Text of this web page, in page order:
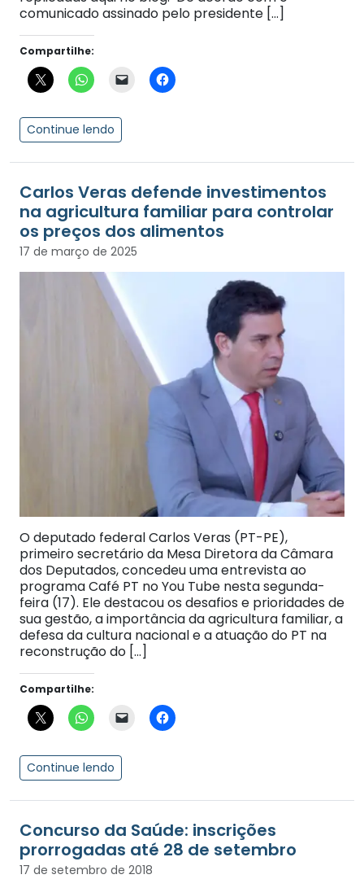
comunicado assinado pelo presidente […]
Compartilhe:
Continue lendo
Carlos Veras defende investimentos
na agricultura familiar para controlar
os preços dos alimentos
17 de março de 2025
O deputado federal Carlos Veras (PT-PE),
primeiro secretário da Mesa Diretora da Câmara
dos Deputados, concedeu uma entrevista ao
programa Café PT no You Tube nesta segunda-
feira (17). Ele destacou os desafios e prioridades de
sua gestão, a importância da agricultura familiar, a
defesa da cultura nacional e a atuação do PT na
reconstrução do […]
Compartilhe:
Continue lendo
Concurso da Saúde: inscrições
prorrogadas até 28 de setembro
17 de setembro de 2018